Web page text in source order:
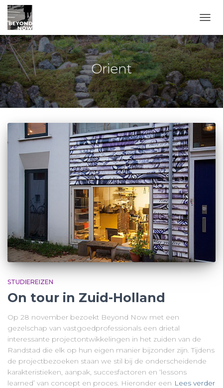
Orient
STUDIEREIZEN
On tour in Zuid-Holland
Op 28 november bezoekt Beyond Now met een
gezelschap van vastgoedprofessionals een drietal
interessante projectontwikkelingen in het zuiden van de
Randstad die elk op hun eigen manier bijzonder zijn. Tijdens
de projectbezoeken staan we stil bij de onderscheidende
karakteristieken, aanpak, succesfactoren en ‘lessons
learned’ van concept en proces. Hieronder een Lees verder